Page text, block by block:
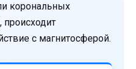
корональных
с магнитосферой.